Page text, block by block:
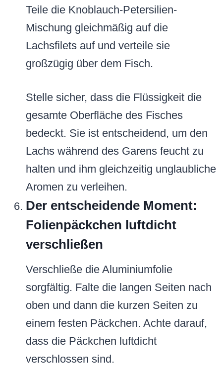
Teile die Knoblauch-Petersilien-
Mischung gleichmäßig auf die
Lachsfilets auf und verteile sie
großzügig über dem Fisch.
Stelle sicher, dass die Flüssigkeit die
gesamte Oberfläche des Fisches
bedeckt. Sie ist entscheidend, um den
Lachs während des Garens feucht zu
halten und ihm gleichzeitig unglaubliche
Aromen zu verleihen.
Der entscheidende Moment:
Folienpäckchen luftdicht
verschließen
Verschließe die Aluminiumfolie
sorgfältig. Falte die langen Seiten nach
oben und dann die kurzen Seiten zu
einem festen Päckchen. Achte darauf,
dass die Päckchen luftdicht
verschlossen sind.